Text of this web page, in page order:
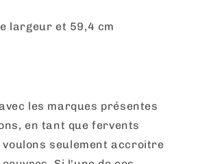
largeur et 59,4 cm
les marques présentes
en tant que fervents
seulement accroitre